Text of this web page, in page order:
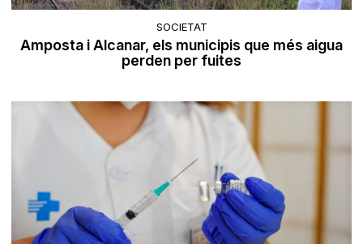
SOCIETAT
Amposta i Alcanar, els municipis que més aigua
perden per fuites